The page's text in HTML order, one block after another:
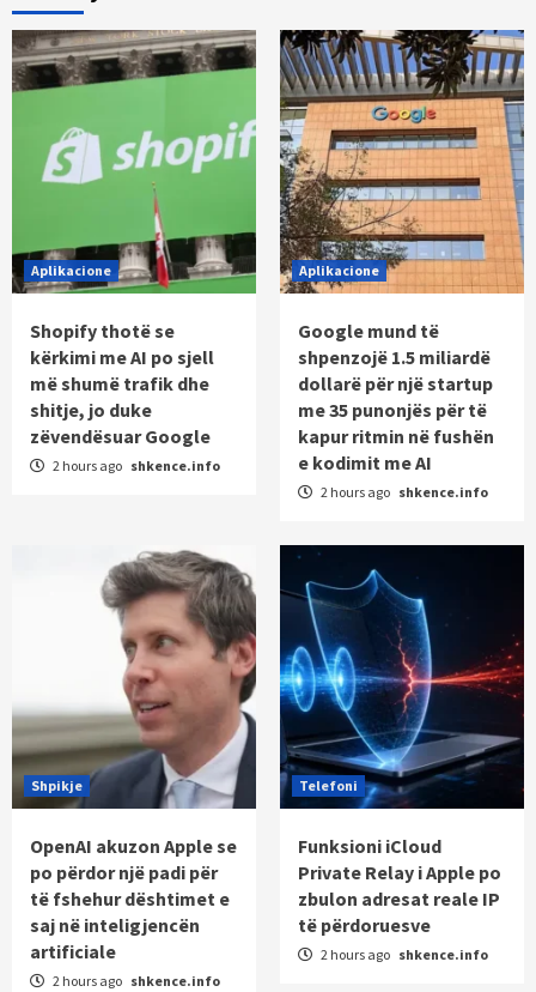
Aplikacione
Shopify thotë se
kërkimi me AI po sjell
më shumë trafik dhe
shitje, jo duke
zëvendësuar Google
2 hours ago shkence.info
Aplikacione
Google mund të
shpenzojë 1.5 miliardë
dollarë për një startup
me 35 punonjës për të
kapur ritmin në fushën
e kodimit me AI
2 hours ago shkence.info
Shpikje
OpenAI akuzon Apple se
po përdor një padi për
të fshehur dështimet e
saj në inteligjencën
artificiale
2 hours ago shkence.info
Telefoni
Funksioni iCloud
Private Relay i Apple po
zbulon adresat reale IP
të përdoruesve
2 hours ago shkence.info